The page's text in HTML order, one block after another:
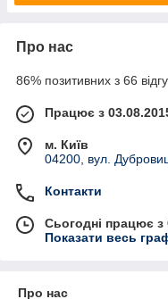
Про нас
86% позитивних з 66
Працює з
м. Київ
04200, вул.
Контакти
Сьогодні працює з
Показати весь
Про нас